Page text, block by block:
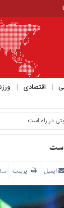
اقتصادی
با موضوع مذا_
در راه است
است
ایمیل پرینت